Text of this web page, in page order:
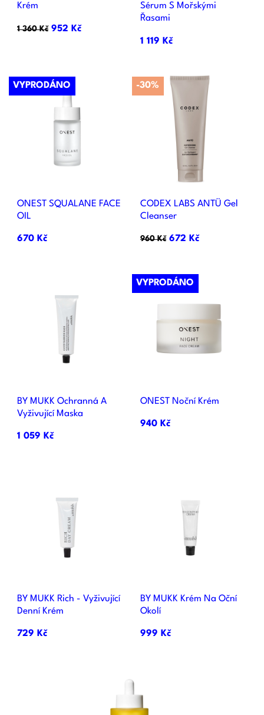
Krém
1 360 Kč 952 Kč
Sérum S Mořskými
Řasami
1 119 Kč
ONEST SQUALANE FACE
OIL
670 Kč
VYPRODÁNO
CODEX LABS ANTÜ Gel
Cleanser
960 Kč 672 Kč
-30%
BY MUKK Ochranná A
Vyživující Maska
1 059 Kč
ONEST Noční Krém
940 Kč
VYPRODÁNO
BY MUKK Rich - Vyživující
Denní Krém
729 Kč
BY MUKK Krém Na Oční
Okolí
999 Kč